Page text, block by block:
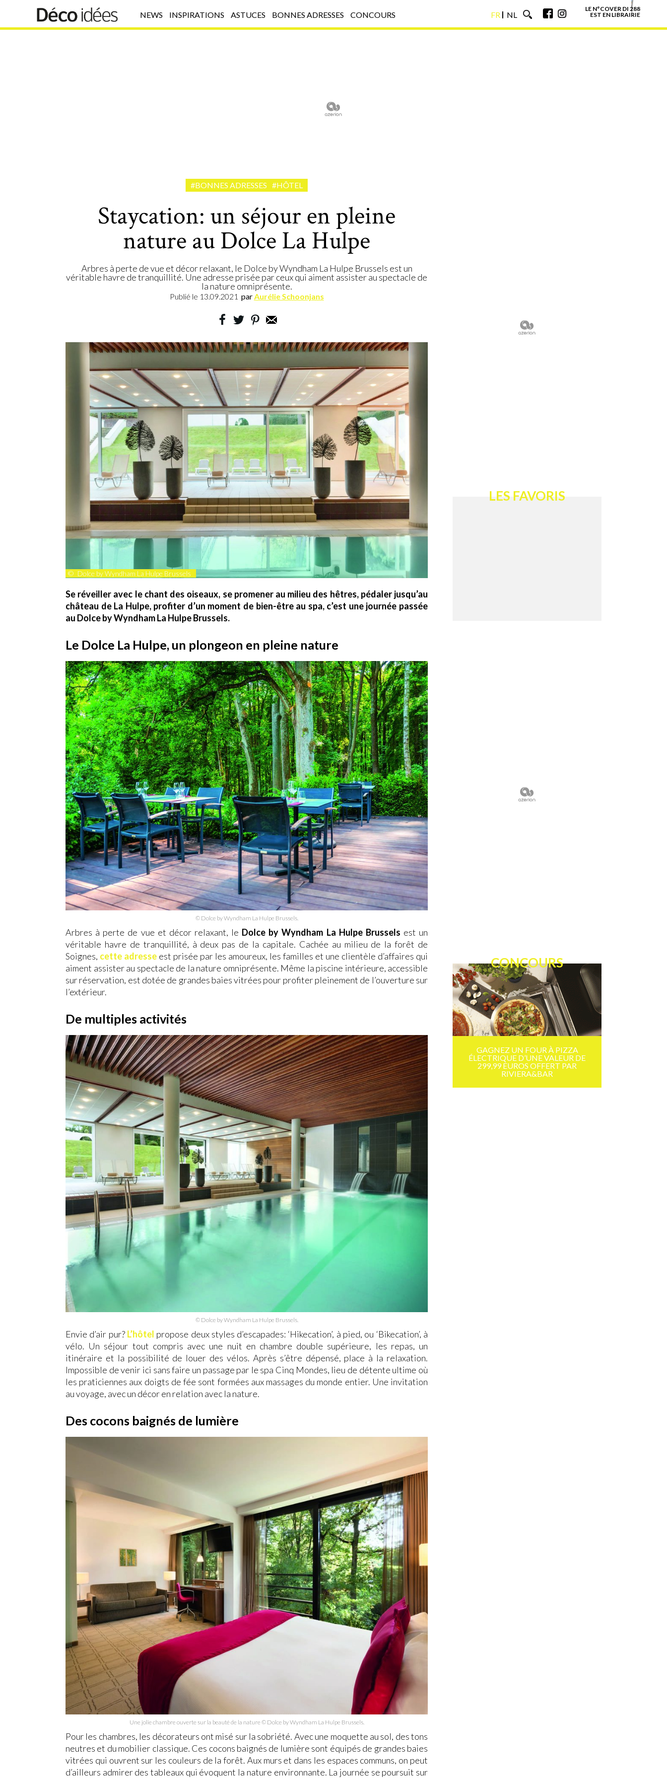
NEWS INSPIRATIONS ASTUCES BONNES ADRESSES CONCOURS
FR
NL
LE N°COVER DI 288
EST EN LIBRAIRIE
#BONNES ADRESSES #HÔTEL
Staycation: un séjour en pleine
nature au Dolce La Hulpe
Arbres à perte de vue et décor relaxant, le Dolce by Wyndham La Hulpe Brussels est un
véritable havre de tranquillité. Une adresse prisée par ceux qui aiment assister au spectacle de
la nature omniprésente.
Publié le 13.09.2021 parAurélie Schoonjans
© Dolce by Wyndham La Hulpe Brussels
Se réveiller avec le chant des oiseaux, se promener au milieu des hêtres, pédaler jusqu’au
château de La Hulpe, profiter d’un moment de bien-être au spa, c’est une journée passée
au Dolce by Wyndham La Hulpe Brussels.
Le Dolce La Hulpe, un plongeon en pleine nature
© Dolce by Wyndham La Hulpe Brussels.
Arbres à perte de vue et décor relaxant, le Dolce by Wyndham La Hulpe Brussels est un
véritable havre de tranquillité, à deux pas de la capitale. Cachée au milieu de la forêt de
Soignes, cette adresse est prisée par les amoureux, les familles et une clientèle d’affaires qui
aiment assister au spectacle de la nature omniprésente. Même la piscine intérieure, accessible
sur réservation, est dotée de grandes baies vitrées pour profiter pleinement de l’ouverture sur
l’extérieur.
De multiples activités
© Dolce by Wyndham La Hulpe Brussels.
Envie d’air pur? L’hôtel propose deux styles d’escapades: ‘Hikecation’, à pied, ou ‘Bikecation’, à
vélo. Un séjour tout compris avec une nuit en chambre double supérieure, les repas, un
itinéraire et la possibilité de louer des vélos. Après s’être dépensé, place à la relaxation.
Impossible de venir ici sans faire un passage par le spa Cinq Mondes, lieu de détente ultime où
les praticiennes aux doigts de fée sont formées aux massages du monde entier. Une invitation
au voyage, avec un décor en relation avec la nature.
Des cocons baignés de lumière
Une jolie chambre ouverte sur la beauté de la nature © Dolce by Wyndham La Hulpe Brussels.
Pour les chambres, les décorateurs ont misé sur la sobriété. Avec une moquette au sol, des tons
neutres et du mobilier classique. Ces cocons baignés de lumière sont équipés de grandes baies
vitrées qui ouvrent sur les couleurs de la forêt. Aux murs et dans les espaces communs, on peut
d’ailleurs admirer des tableaux qui évoquent la nature environnante. La journée se poursuit sur
LES FAVORIS
CONCOURS
GAGNEZ UN FOUR À PIZZA
ÉLECTRIQUE D’UNE VALEUR DE
299,99 EUROS OFFERT PAR
RIVIERA&BAR